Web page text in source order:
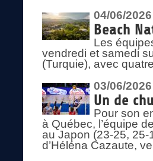
04/06/2026
Beach
Les
vendredi et samedi
(Turquie), avec
03/06/2026
Un de
Pour son
à Québec, l’équipe
au Japon (23-25,
d’Héléna Cazaute,